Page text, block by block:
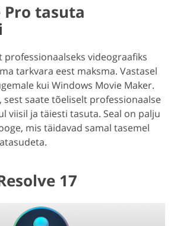
Pro tasuta
professionaalseks videograafiks
tarkvara eest maksma. Vastasel
kui Windows Movie Maker.
sest saate tõeliselt professionaalse
viisil ja täiesti tasuta. Seal on palju
mis täidavad samal tasemel
17